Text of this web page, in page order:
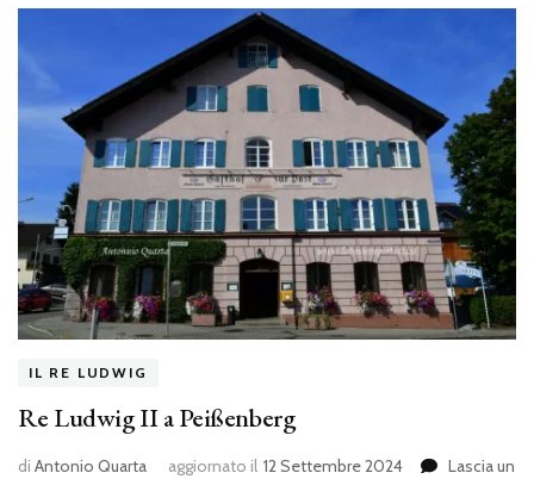
IL RE LUDWIG
Re Ludwig II a Peißenberg
di Antonio Quarta aggiornato il 12 Settembre 2024
Lascia un